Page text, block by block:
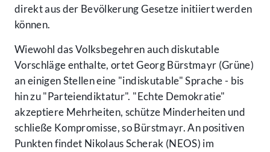
direkt aus der Bevölkerung Gesetze initiiert werden
können.
Wiewohl das Volksbegehren auch diskutable
Vorschläge enthalte, ortet Georg Bürstmayr (Grüne)
an einigen Stellen eine "indiskutable" Sprache - bis
hin zu "Parteiendiktatur". "Echte Demokratie"
akzeptiere Mehrheiten, schütze Minderheiten und
schließe Kompromisse, so Bürstmayr. An positiven
Punkten findet Nikolaus Scherak (NEOS) im